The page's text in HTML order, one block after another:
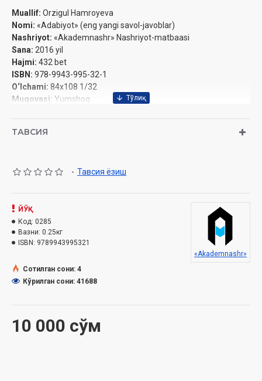
Muallif: Orzigul Hamroyeva ‎
Nomi: «Adabiyot» (eng yangi savol-javoblar) ‎
Nashriyot: «Akademnashr» Nashriyot-matbaasi
Sana: 2016 yil‎
Hajmi: 432 bet‎
ISBN: 978-9943-995-32-1‎
O‘lchami: 84x108 1/32‎
Muqovasi: Yumshoq
ТАВСИЯ
- Тавсия ёзиш
10 000 сўм
ЙЎҚ
Код: 0285
Вазни: 0.25кг
ISBN: 9789943995321
«Akademnashr»
Сотилган сони: 4
Кўрилган сони: 41688